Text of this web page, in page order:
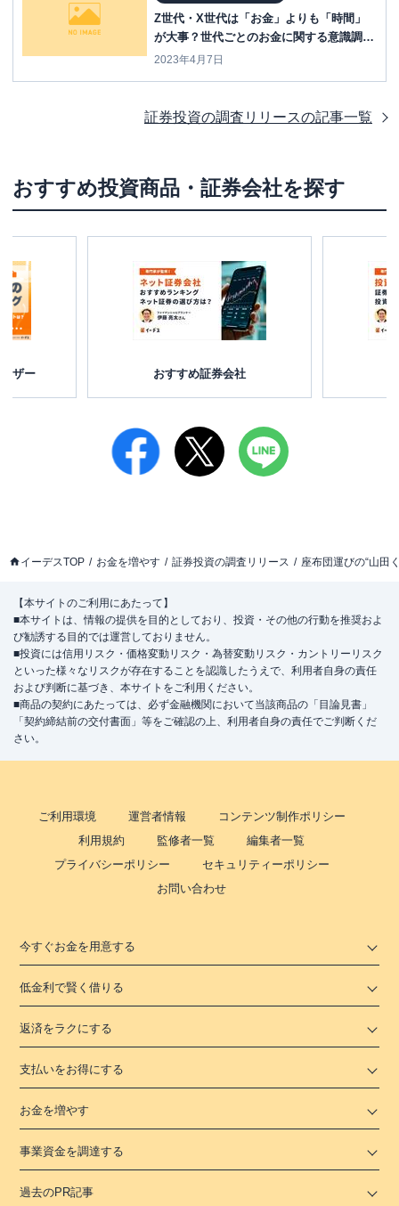
Z世代・X世代は「お金」よりも「時間」
が大事？世代ごとのお金に関する意識調査
結果を公開！
2023年4月7日
証券投資の調査リリースの記事一覧
おすすめ投資商品・証券会社を探す
おすすめ証券会社
ザー
イーデスTOP お金を増やす 証券投資の調査リリース 座布団運びの“山田
【本サイトのご利用にあたって】
■本サイトは、情報の提供を目的としており、投資・その他の行動を推奨およ
び勧誘する目的では運営しておりません。
■投資には信用リスク・価格変動リスク・為替変動リスク・カントリーリスク
といった様々なリスクが存在することを認識したうえで、利用者自身の責任
および判断に基づき、本サイトをご利用ください。
■商品の契約にあたっては、必ず金融機関において当該商品の「目論見書」
「契約締結前の交付書面」等をご確認の上、利用者自身の責任でご判断くだ
さい。
ご利用環境 運営者情報
コンテンツ制作ポリシー
利用規約
監修者一覧
編集者一覧
プライバシーポリシー
セキュリティーポリシー
お問い合わせ
今すぐお金を用意する
低金利で賢く借りる
返済をラクにする
支払いをお得にする
お金を増やす
事業資金を調達する
過去のPR記事